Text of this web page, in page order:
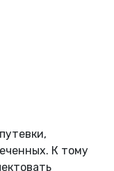
К тому